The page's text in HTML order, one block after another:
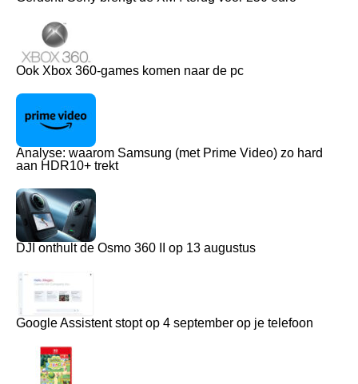
Ook Xbox 360-games komen naar de pc
Analyse: waarom Samsung (met Prime Video) zo hard
aan HDR10+ trekt
DJI onthult de Osmo 360 II op 13 augustus
Google Assistent stopt op 4 september op je telefoon